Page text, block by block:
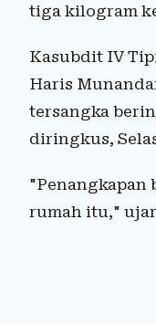
tiga kilogram
Kasubdit IV
Haris
tersangka
diringkus,
"Penangkapan
rumah itu,"